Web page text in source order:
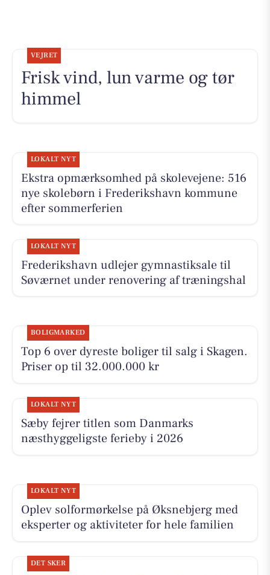
VEJRET
Frisk vind, lun varme og tør
himmel
LOKALT NYT
Ekstra opmærksomhed på skolevejene: 516
nye skolebørn i Frederikshavn kommune
efter sommerferien
LOKALT NYT
Frederikshavn udlejer gymnastiksale til
Søværnet under renovering af træningshal
BOLIGMARKED
Top 6 over dyreste boliger til salg i Skagen.
Priser op til 32.000.000 kr
LOKALT NYT
Sæby fejrer titlen som Danmarks
næsthyggeligste ferieby i 2026
LOKALT NYT
Oplev solformørkelse på Øksnebjerg med
eksperter og aktiviteter for hele familien
DET SKER